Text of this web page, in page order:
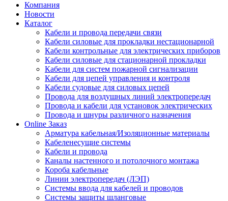
Компания
Новости
Каталог
Кабели и провода передачи связи
Кабели силовые для прокладки нестационарной
Кабели контрольные для электрических приборов
Кабели силовые для стационарной прокладки
Кабели для систем пожарной сигнализации
Кабели для цепей управления и контроля
Кабели судовые для силовых цепей
Провода для воздушных линий электропередач
Провода и кабели для установок электрических
Провода и шнуры различного назначения
Online Заказ
Арматура кабельная/Изоляционные материалы
Кабеленесущие системы
Кабели и провода
Каналы настенного и потолочного монтажа
Короба кабельные
Линии электропередач (ЛЭП)
Системы ввода для кабелей и проводов
Системы защиты шланговые